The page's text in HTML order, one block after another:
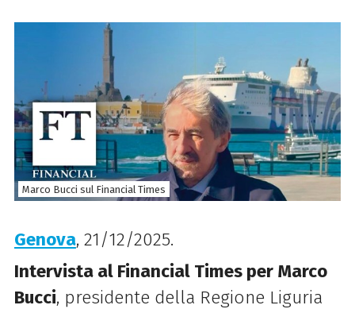
Marco Bucci sul Financial Times
Genova, 21/12/2025.
Intervista al Financial Times per Marco
Bucci, presidente della Regione Liguria